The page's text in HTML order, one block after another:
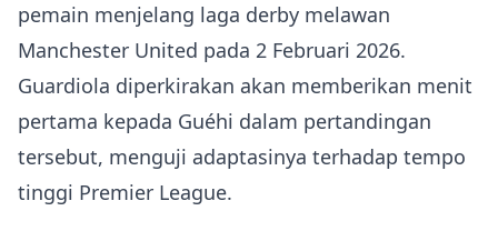
pemain menjelang laga derby melawan
Manchester United pada 2 Februari 2026.
Guardiola diperkirakan akan memberikan menit
pertama kepada Guéhi dalam pertandingan
tersebut, menguji adaptasinya terhadap tempo
tinggi Premier League.